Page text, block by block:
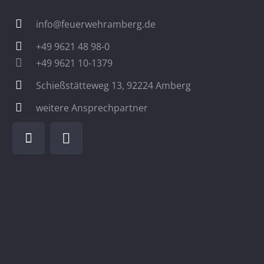
info@feuerwehramberg.de
+49 9621 48 98-0
+49 9621 10-1379
Schießstätteweg 13, 92224 Amberg
weitere Ansprechpartner